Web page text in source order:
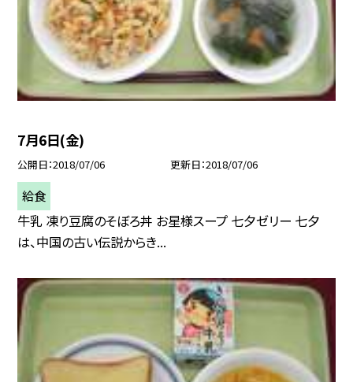
7月6日(金)
公開日 2018/07/06 更新日 2018/07/06
給食
牛乳 凍り豆腐のそぼろ丼 お星様スープ 七夕ゼリー 七夕
は、中国の古い伝説からき...